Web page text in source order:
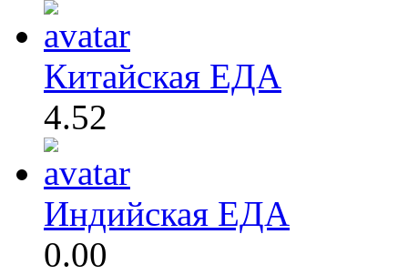
Китайская ЕДА
4.52
Индийская ЕДА
0.00